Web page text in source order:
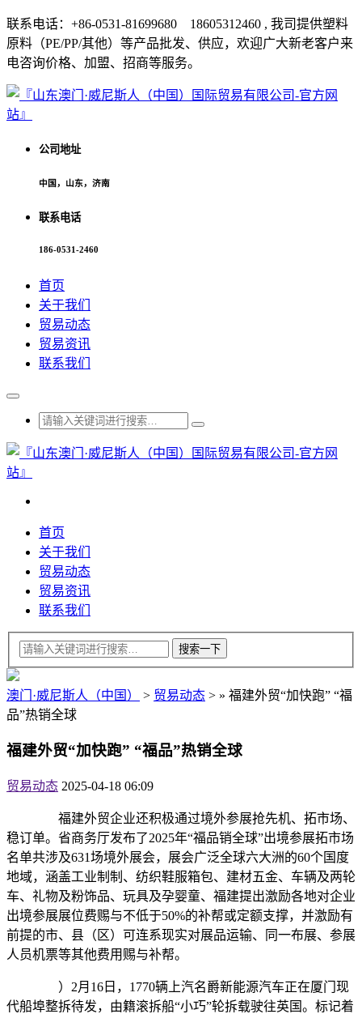
联系电话：+86-0531-81699680 18605312460 , 我司提供塑料
原料（PE/PP/其他）等产品批发、供应，欢迎广大新老客户来
电咨询价格、加盟、招商等服务。
公司地址
中国，山东，济南
联系电话
186-0531-2460
首页
关于我们
贸易动态
贸易资讯
联系我们
首页
关于我们
贸易动态
贸易资讯
联系我们
澳门·威尼斯人（中国） > 贸易动态 > » 福建外贸“加快跑” “福
品”热销全球
福建外贸“加快跑” “福品”热销全球
贸易动态 2025-04-18 06:09
福建外贸企业还积极通过境外参展抢先机、拓市场、
稳订单。省商务厅发布了2025年“福品销全球”出境参展拓市场
名单共涉及631场境外展会，展会广泛全球六大洲的60个国度
地域，涵盖工业制制、纺织鞋服箱包、建材五金、车辆及两轮
车、礼物及粉饰品、玩具及孕婴童、福建提出激励各地对企业
出境参展展位费赐与不低于50%的补帮或定额支撑，并激励有
前提的市、县（区）可连系现实对展品运输、同一布展、参展
人员机票等其他费用赐与补帮。
）2月16日，1770辆上汽名爵新能源汽车正在厦门现
代船埠整拆待发，由籍滚拆船“小巧”轮拆载驶往英国。标记着